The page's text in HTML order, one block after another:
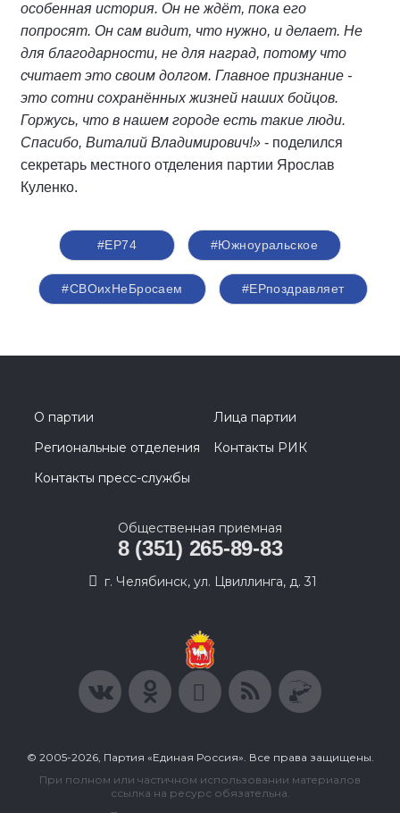
особенная история. Он не ждёт, пока его
попросят. Он сам видит, что нужно, и делает. Не
для благодарности, не для наград, потому что
считает это своим долгом. Главное признание -
это сотни сохранённых жизней наших бойцов.
Горжусь, что в нашем городе есть такие люди.
Спасибо, Виталий Владимирович!» - поделился
секретарь местного отделения партии Ярослав
Куленко.
#ЕР74 #Южноуральское
#СВОихНеБросаем #ЕРпоздравляет
О партии
Лица партии
Региональные отделения
Контакты РИК
Контакты пресс-службы
Общественная приемная
8 (351) 265-89-83
г. Челябинск, ул. Цвиллинга, д. 31
© 2005-2026, Партия «Единая Россия». Все права защищены.
При полном или частичном использовании материалов
ссылка на ресурс обязательна.